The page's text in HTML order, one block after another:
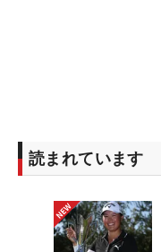
読まれています